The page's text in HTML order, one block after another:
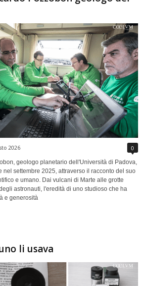
2026 0
geologo planetario dell'Università di Padova,
nel settembre 2025, attraverso il racconto del suo
e umano. Dai vulcani di Marte alle grotte
astronauti, l'eredità di uno studioso che ha
e generosità
li usava